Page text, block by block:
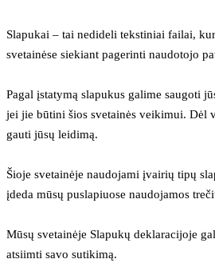
Slapukai – tai nedideli tekstiniai failai,
svetainėse siekiant pagerinti naudotojo
Pagal įstatymą slapukus galime saugoti
jei jie būtini šios svetainės veikimui. Dėl
gauti jūsų leidimą.
Šioje svetainėje naudojami įvairių tipų
įdeda mūsų puslapiuose naudojamos
Mūsų svetainėje Slapukų deklaracijoje
atsiimti savo sutikimą.